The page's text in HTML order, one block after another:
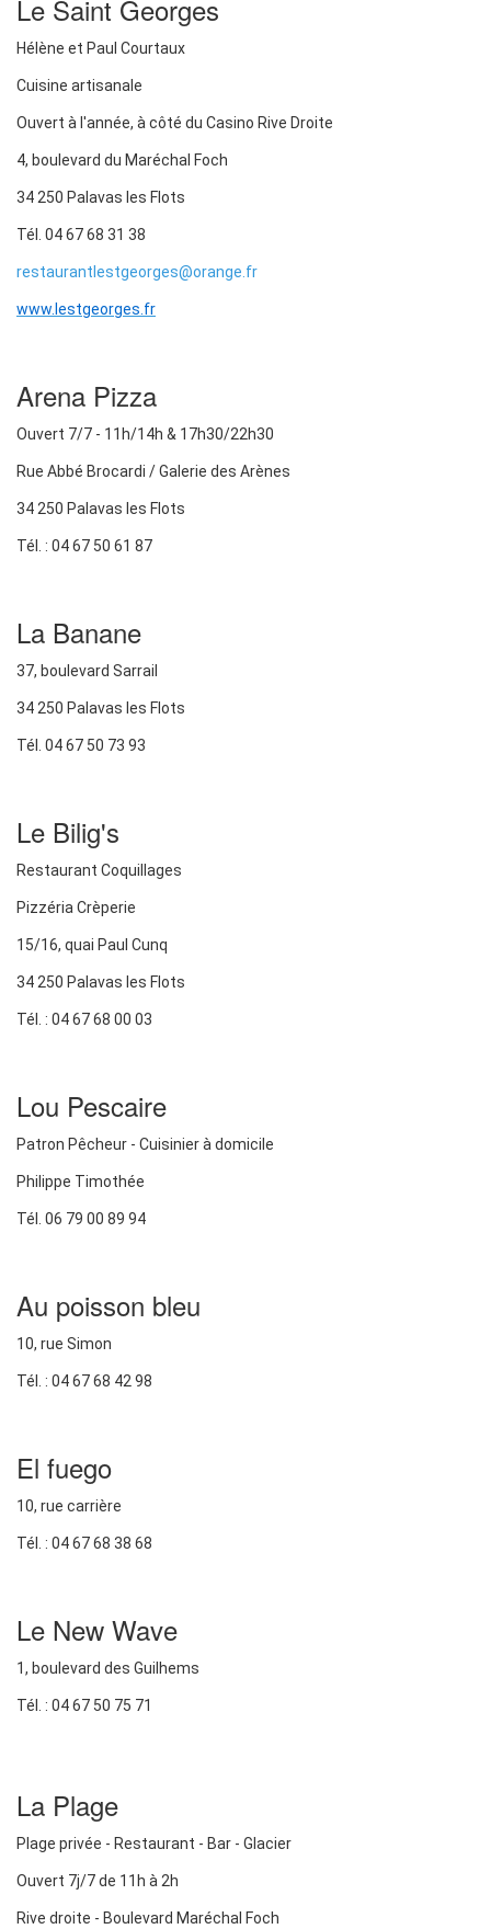
Le Saint Georges
Hélène et Paul Courtaux
Cuisine artisanale
Ouvert à l'année, à côté du Casino Rive Droite
4, boulevard du Maréchal Foch
34 250 Palavas les Flots
Tél. 04 67 68 31 38
restaurantlestgeorges@orange.fr
www.lestgeorges.fr
Arena Pizza
Ouvert 7/7 - 11h/14h & 17h30/22h30
Rue Abbé Brocardi / Galerie des Arènes
34 250 Palavas les Flots
Tél. : 04 67 50 61 87
La Banane
37, boulevard Sarrail
34 250 Palavas les Flots
Tél. 04 67 50 73 93
Le Bilig's
Restaurant Coquillages
Pizzéria Crèperie
15/16, quai Paul Cunq
34 250 Palavas les Flots
Tél. : 04 67 68 00 03
Lou Pescaire
Patron Pêcheur - Cuisinier à domicile
Philippe Timothée
Tél. 06 79 00 89 94
Au poisson bleu
10, rue Simon
Tél. : 04 67 68 42 98
El fuego
10, rue carrière
Tél. : 04 67 68 38 68
Le New Wave
1, boulevard des Guilhems
Tél. : 04 67 50 75 71
La Plage
Plage privée - Restaurant - Bar - Glacier
Ouvert 7j/7 de 11h à 2h
Rive droite - Boulevard Maréchal Foch